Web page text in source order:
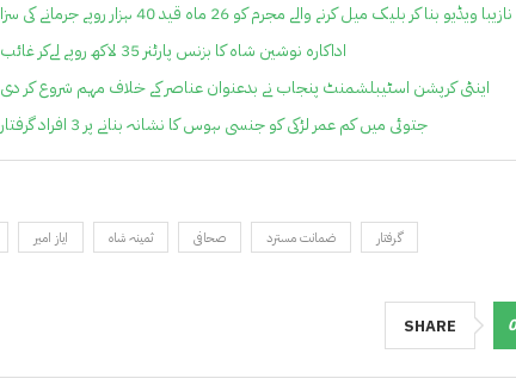
نازیبا ویڈیو بنا کر بلیک میل کرنے والے مجرم کو 26 ماہ قید 40 ہزار روپے جرمانے کی سزا
اداکارہ نوشین شاہ کا بزنس پارٹنر 35 لاکھ روپے لےکر غائب
اینٹی کرپشن اسٹیبلشمنٹ پنجاب نے بدعنوان عناصر کے خلاف مہم شروع کر دی
جتوئی میں کم عمر لڑکی کو جنسی ہوس کا نشانہ بنانے پر 3 افراد گرفتار
ایاز امیر ثمینہ شاہ صحافی ضمانت مسترد گرفتار
SHARE 0